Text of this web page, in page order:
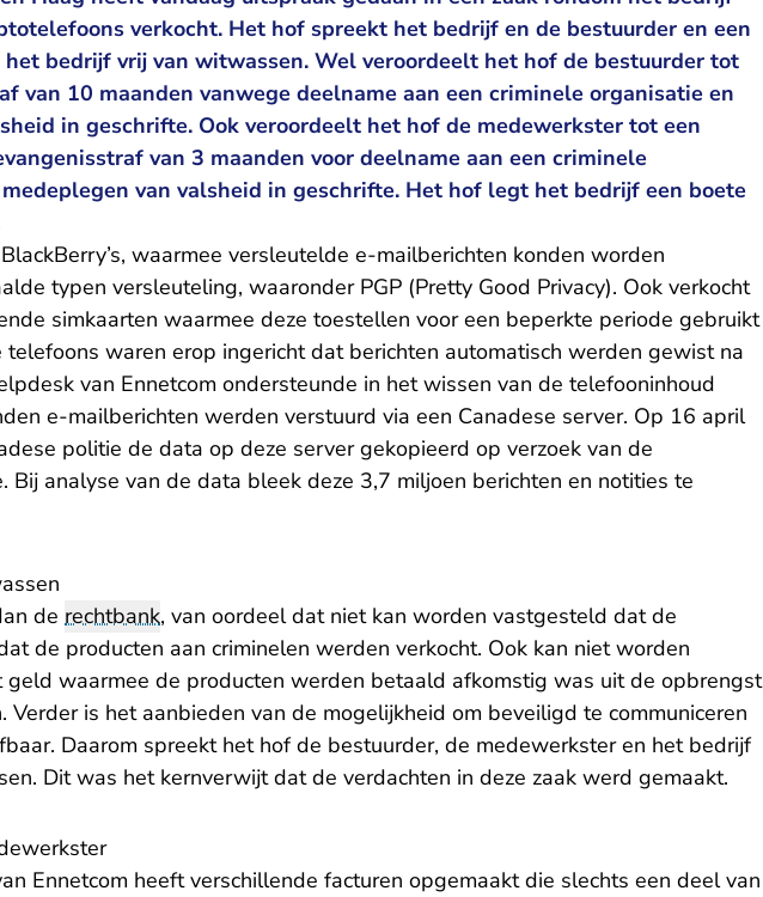
verkocht. Het hof spreekt het bedrijf en de bestuurder en een
bedrijf vrij van witwassen. Wel veroordeelt het hof de bestuurder tot
van 10 maanden vanwege deelname aan een criminele organisatie en
in geschrifte. Ook veroordeelt het hof de medewerkster tot een
van 3 maanden voor deelname aan een criminele
van valsheid in geschrifte. Het hof legt het bedrijf een boete
waarmee versleutelde e-mailberichten konden worden
typen versleuteling, waaronder PGP (Pretty Good Privacy). Ook verkocht
simkaarten waarmee deze toestellen voor een beperkte periode gebruikt
telefoons waren erop ingericht dat berichten automatisch werden gewist na
van Ennetcom ondersteunde in het wissen van de telefooninhoud
e-mailberichten werden verstuurd via een Canadese server. Op 16 april
politie de data op deze server gekopieerd op verzoek van de
Bij analyse van de data bleek deze 3,7 miljoen berichten en notities te
de rechtbank, van oordeel dat niet kan worden vastgesteld dat de
de producten aan criminelen werden verkocht. Ook kan niet worden
waarmee de producten werden betaald afkomstig was uit de opbrengst
Verder is het aanbieden van de mogelijkheid om beveiligd te communiceren
Daarom spreekt het hof de bestuurder, de medewerkster en het bedrijf
Dit was het kernverwijt dat de verdachten in deze zaak werd gemaakt.
Ennetcom heeft verschillende facturen opgemaakt die slechts een deel van